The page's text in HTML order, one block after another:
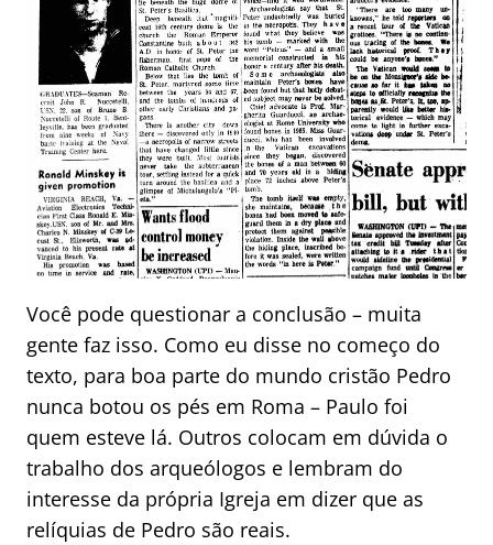
Você pode questionar a conclusão – muita
gente faz isso. Como eu disse no começo do
texto, para boa parte do mundo cristão Pedro
nunca botou os pés em Roma – Paulo foi
quem esteve lá. Outros colocam em dúvida o
trabalho dos arqueólogos e lembram do
interesse da própria Igreja em dizer que as
relíquias de Pedro são reais.